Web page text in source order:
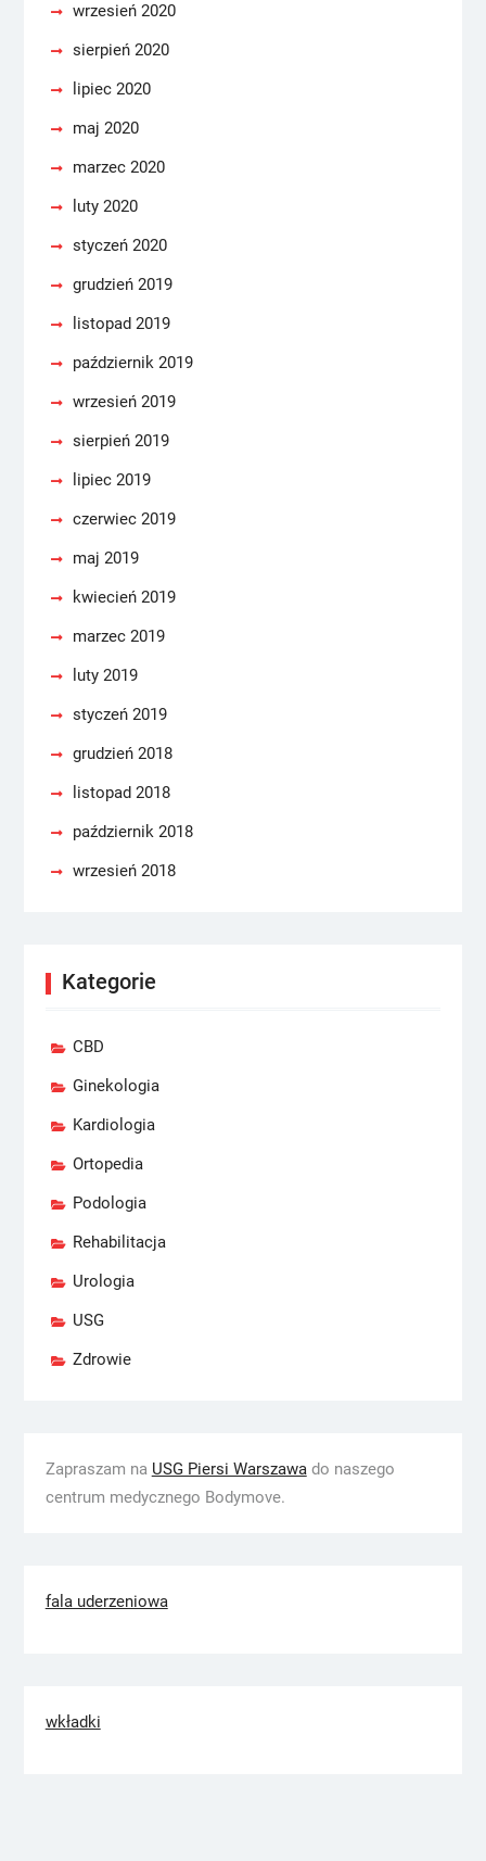
wrzesień 2020
sierpień 2020
lipiec 2020
maj 2020
marzec 2020
luty 2020
styczeń 2020
grudzień 2019
listopad 2019
październik 2019
wrzesień 2019
sierpień 2019
lipiec 2019
czerwiec 2019
maj 2019
kwiecień 2019
marzec 2019
luty 2019
styczeń 2019
grudzień 2018
listopad 2018
październik 2018
wrzesień 2018
Kategorie
CBD
Ginekologia
Kardiologia
Ortopedia
Podologia
Rehabilitacja
Urologia
USG
Zdrowie
Zapraszam na USG Piersi Warszawado naszego
centrum medycznego Bodymove.
fala uderzeniowa
wkładki